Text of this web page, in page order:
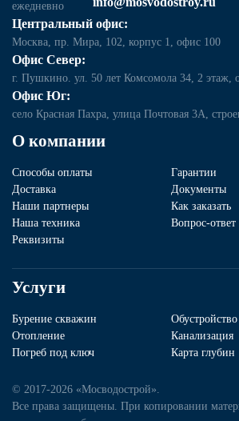
О компании
Способы оплаты
Гарантии
Доставка
Документы
Наши партнеры
Как заказать
Наша техника
Вопрос-ответ
Реквизиты
Услуги
Бурение скважин
Отопление
Канализация
Погреб под ключ
Карта глубин
ежедневно
Центральный офис:
Москва, пр. Мира, 102, корпус 1, офис 100
Офис Север:
г. Пушкино. ул. 50 лет Комсомола 34, 2 этаж,
Офис Юг:
село Красная Пахра, улица Почтовая 3А,
© 2017-2026 «Мосводострой».
Все права защищены. При копировании